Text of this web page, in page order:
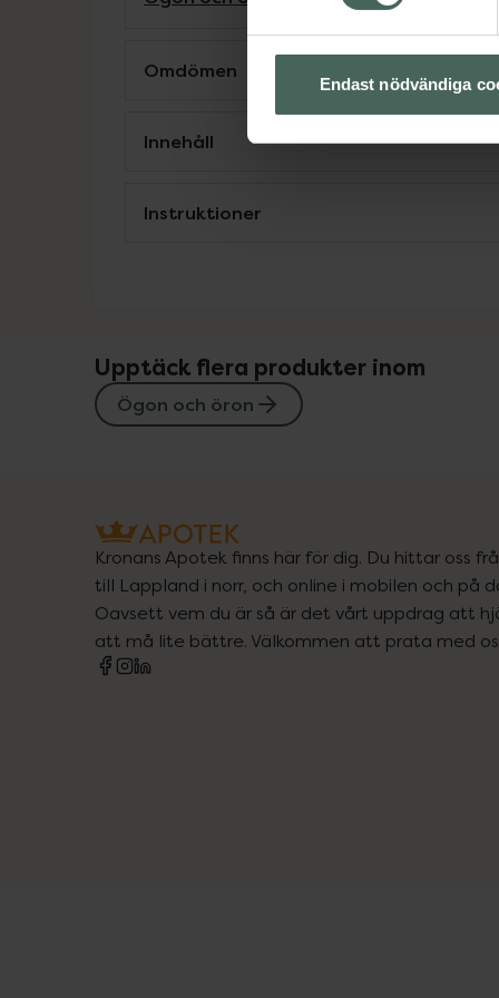
Endast nödvändiga
Omdömen
Innehåll
Instruktioner
Upptäck flera produkter inom
Ögon och öron
Kronans Apotek finns här för dig. Du hittar oss
till Lappland i norr, och online i mobilen och på
Oavsett vem du är så är det vårt uppdrag att
att må lite bättre. Välkommen att prata med